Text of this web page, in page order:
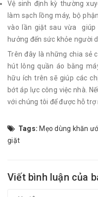
Vệ sinh định kỳ thường
làm sạch lồng máy, bộ
vào lần giặt sau vừa giúp
hưởng đến sức khỏe người
Trên đây là những chia sẻ
hút lông quần áo bằng
hữu ích trên sẽ giúp các
bớt áp lực công việc nhà.
với chúng tôi để được hỗ trợ
Tags: Mẹo dùng khăn
giặt
Viết bình luận của